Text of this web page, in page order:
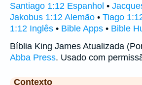
Santiago 1:12 Espanhol •
Jakobus 1:12 Alemão • Tiago
1:12 Inglês • Bible Apps • Bible
Bíblia King James Atualizada
Abba Press. Usado com
Contexto